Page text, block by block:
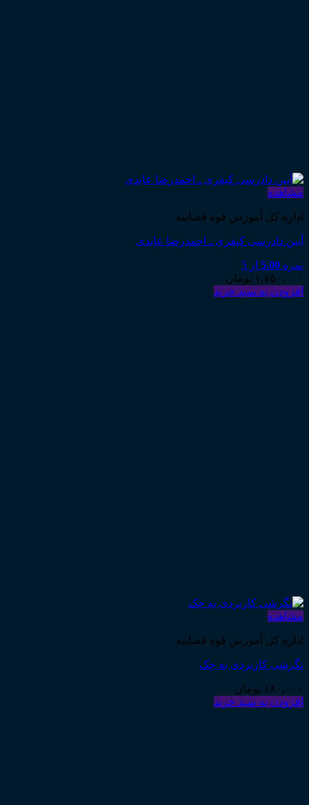
مشاهده
اداره کل آموزش قوه قضاییه
آیین دادرسی کیفری ـ احمدرضا عابدی
نمره 5.00 از 5
۱,۷۵۰,۰۰۰ تومان
افزودن به سبد خرید
مشاهده
اداره کل آموزش قوه قضاییه
نگرشی کاربردی به چک
۱۸۰,۰۰۰ تومان
افزودن به سبد خرید